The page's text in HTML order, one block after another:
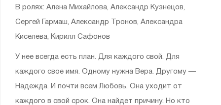
В ролях: Алена Михайлова, Александр Кузнецов,
Сергей Гармаш, Александр Тронов, Александра
Киселева, Кирилл Сафонов
У нее всегда есть план. Для каждого свой. Для
каждого свое имя. Одному нужна Вера. Другому —
Надежда. И почти всем Любовь. Она уходит от
каждого в свой срок. Она найдет причину. Но кто